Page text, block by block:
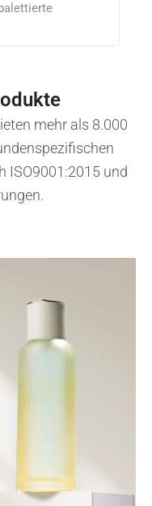
mehr als 8.000
ISO9001:2015 und